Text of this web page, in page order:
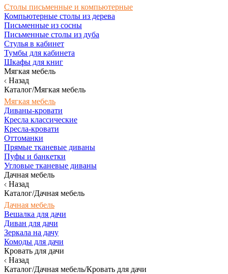
Столы письменные и компьютерные
Компьютерные столы из дерева
Письменные из сосны
Письменные столы из дуба
Стулья в кабинет
Тумбы для кабинета
Шкафы для книг
Мягкая мебель
Назад
Каталог/Мягкая мебель
Мягкая мебель
Диваны-кровати
Кресла классические
Кресла-кровати
Оттоманки
Прямые тканевые диваны
Пуфы и банкетки
Угловые тканевые диваны
Дачная мебель
Назад
Каталог/Дачная мебель
Дачная мебель
Вешалка для дачи
Диван для дачи
Зеркала на дачу
Комоды для дачи
Кровать для дачи
Назад
Каталог/Дачная мебель/Кровать для дачи